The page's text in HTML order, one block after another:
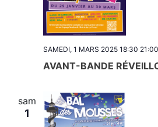
AVANT-BANDE
SAMEDI, 1 MARS 2025 18:30 21:00
sam
1